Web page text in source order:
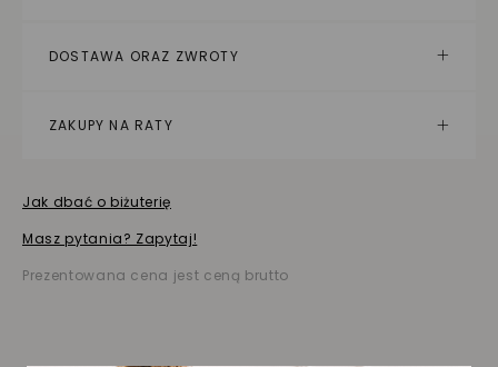
DOSTAWA ORAZ ZWROTY
ZAKUPY NA RATY
Jak dbać o biżuterię
Masz pytania? Zapytaj!
Prezentowana cena jest ceną brutto